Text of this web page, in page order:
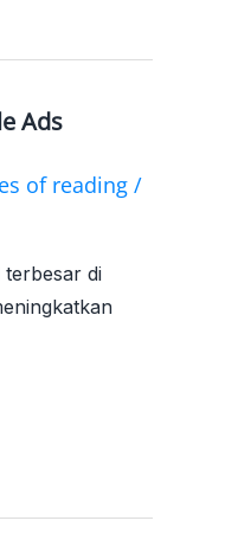
Ads
of reading /
terbesar di